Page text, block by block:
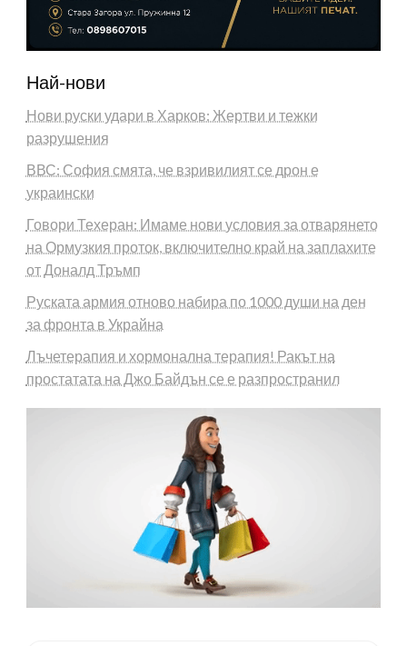
Най-нови
Нови руски удари в Харков: Жертви и тежки
разрушения
ВВС: София смята, че взривилият се дрон е
украински
Говори Техеран: Имаме нови условия за отварянето
на Ормузкия проток, включително край на заплахите
от Доналд Тръмп
Руската армия отново набира по 1000 души на ден
за фронта в Украйна
Лъчетерапия и хормонална терапия! Ракът на
простатата на Джо Байдън се е разпространил